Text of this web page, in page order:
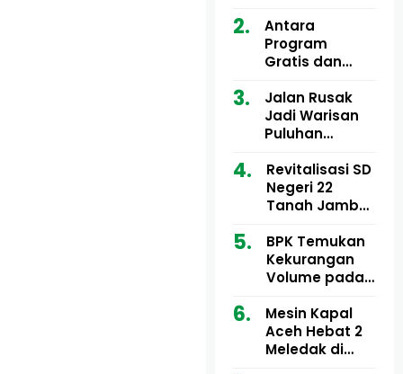
Utara Buka
Pelatihan Deep
Learning serta
Artifisial bagi
Guru
Matematika
Antara
Program
Gratis dan
Motor Imum
Gampong, Uji
Nyali APH
Bermain di
Balik Rp250
Ribu
Jalan Rusak
Jadi Warisan
Puluhan
dan Tgk
Muharuddin
Kini Didesak
Revitalisasi SD
Negeri 22
Tanah Jambo
Miliar Tuai
Sorotan, Publik
Pertanyakan
Anggaran
BPK Temukan
Kekurangan
Volume pada
Aceh Utara
Tahun 2024,
Pengembalian
Mesin Kapal
Aceh Hebat 2
Meledak di